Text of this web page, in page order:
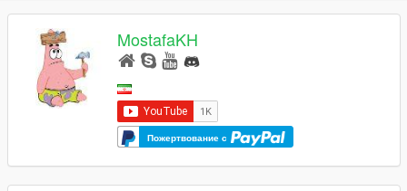
MostafaKH
Пожертвование с